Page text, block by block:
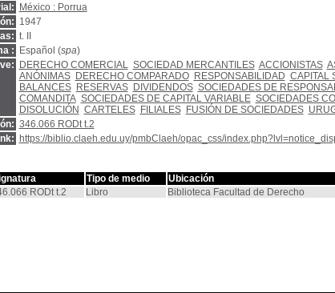
México : Porrua
1947
t. II
:
Español (spa)
DERECHO COMERCIAL SOCIEDAD MERCANTILES ACCIONISTAS
ANÓNIMAS
DERECHO COMPARADO RESPONSABILIDAD CAPITAL
BALANCES
RESERVAS DIVIDENDOS SOCIEDADES DE
COMANDITA SOCIEDADES DE CAPITAL VARIABLE SOCIEDADES
DISOLUCIÓN CARTELES FILIALES FUSIÓN DE SOCIEDADES
346.066 RODt t.2
https://biblio.claeh.edu.uy/pmbClaeh/opac_css/
Tipo de medio Ubicación
RODt t.2 Libro Biblioteca Facultad de Derecho